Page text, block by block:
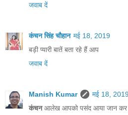
जवाब दें
कंचन सिंह चौहान मई 18, 2019
बड़ी प्यारी बातें बता रहे हैं आप
जवाब दें
Manish Kumar
मई 18,
कंचनआलेख आपको पसंद आया जान कर